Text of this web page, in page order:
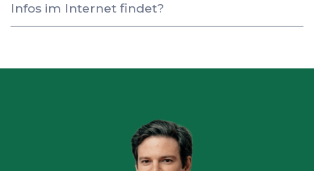
Infos im Internet findet?